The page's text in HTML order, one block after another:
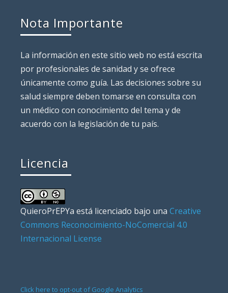
Nota Importante
La información en este sitio web no está escrita
por profesionales de sanidad y se ofrece
únicamente como guía. Las decisiones sobre su
salud siempre deben tomarse en consulta con
un médico con conocimiento del tema y de
acuerdo con la legislación de tu país.
Licencia
QuieroPrEPYa está licenciado bajo una Creative
Commons Reconocimiento-NoComercial 4.0
Internacional License
Click here to opt-out of Google Analytics